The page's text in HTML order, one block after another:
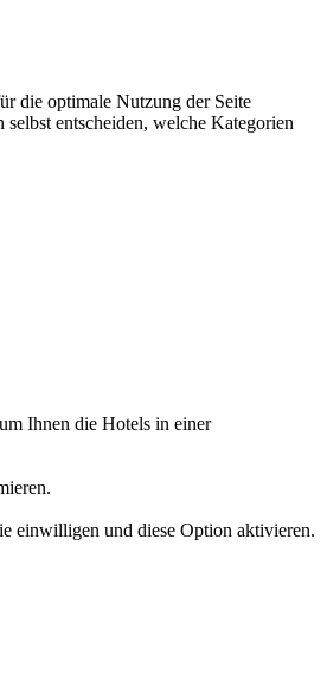
die optimale Nutzung der Seite
entscheiden, welche Kategorien
Ihnen die Hotels in einer
einwilligen und diese Option aktivieren.